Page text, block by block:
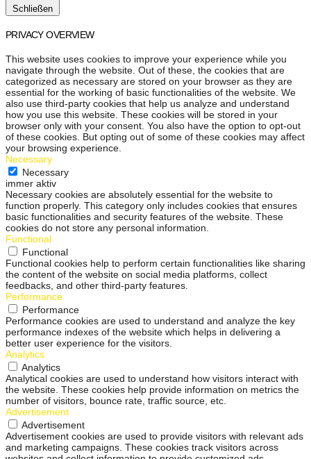
Schließen
PRIVACY OVERVIEW
This website uses cookies to improve your experience while you
navigate through the website. Out of these, the cookies that are
categorized as necessary are stored on your browser as they are
essential for the working of basic functionalities of the website. We
also use third-party cookies that help us analyze and understand
how you use this website. These cookies will be stored in your
browser only with your consent. You also have the option to opt-out
of these cookies. But opting out of some of these cookies may affect
your browsing experience.
Necessary
Necessary
immer aktiv
Necessary cookies are absolutely essential for the website to
function properly. This category only includes cookies that ensures
basic functionalities and security features of the website. These
cookies do not store any personal information.
Functional
Functional
Functional cookies help to perform certain functionalities like sharing
the content of the website on social media platforms, collect
feedbacks, and other third-party features.
Performance
Performance
Performance cookies are used to understand and analyze the key
performance indexes of the website which helps in delivering a
better user experience for the visitors.
Analytics
Analytics
Analytical cookies are used to understand how visitors interact with
the website. These cookies help provide information on metrics the
number of visitors, bounce rate, traffic source, etc.
Advertisement
Advertisement
Advertisement cookies are used to provide visitors with relevant ads
and marketing campaigns. These cookies track visitors across